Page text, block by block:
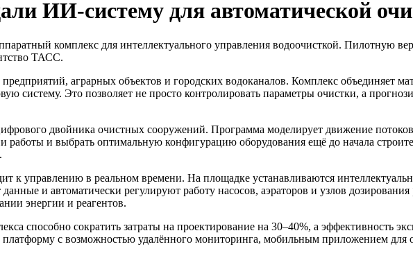
ИИ-систему для автоматической
комплекс для интеллектуального управления водоочисткой. Пилотную
ТАСС.
аграрных объектов и городских водоканалов. Комплекс объединяет
систему. Это позволяет не просто контролировать параметры очистки, а
двойника очистных сооружений. Программа моделирует движение
работы и выбрать оптимальную конфигурацию оборудования ещё до начала
к управлению в реальном времени. На площадке устанавливаются
и автоматически регулируют работу насосов, аэраторов и узлов дозирования
энергии и реагентов.
способно сократить затраты на проектирование на 30–40%, а эффективность
платформу с возможностью удалённого мониторинга, мобильным приложением